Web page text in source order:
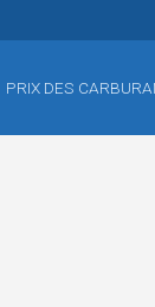
PRIX DES